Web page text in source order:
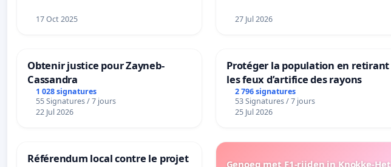
17 Oct 2025 27 Jul 2026
Obtenir justice pour Zayneb-
Cassandra
1 028 signatures
55 Signatures / 7 jours
22 Jul 2026
Protéger la population en retirant
les feux d’artifice des rayons
2 796 signatures
53 Signatures / 7 jours
25 Jul 2026
Référendum local contre le projet
Genoeg met F1-rijden in Knokke-Het